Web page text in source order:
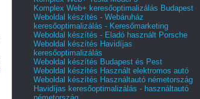
Komplex Web+ keresőoptimalizálás Budapest
Weboldal készítés - Webáruház
keresőoptimalizálás - Keresőmarketing
Weboldal készítés - Eladó használt Porsche
Weboldal készítés Havidíjas
keresőoptimalizálás
Weboldal készítés Budapest és Pest
Weboldal készítés Használt elektromos autó
Weboldal készítés Használtautó németország
Havidíjas keresőoptimalizálás - használtautó
németország